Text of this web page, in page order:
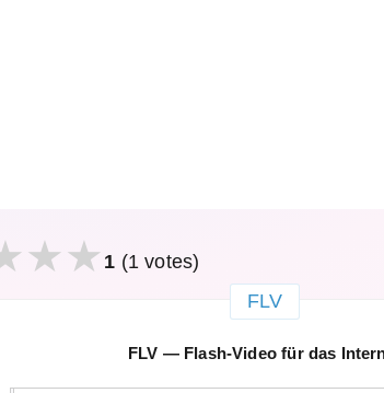
1 (1 votes)
FLV
FLV — Flash-Video für das